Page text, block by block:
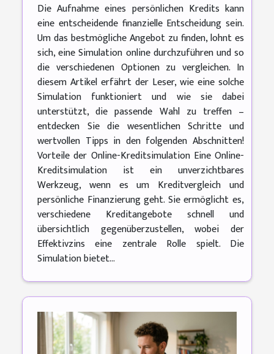
Die Aufnahme eines persönlichen Kredits kann
eine entscheidende finanzielle Entscheidung sein.
Um das bestmögliche Angebot zu finden, lohnt es
sich, eine Simulation online durchzuführen und so
die verschiedenen Optionen zu vergleichen. In
diesem Artikel erfährt der Leser, wie eine solche
Simulation funktioniert und wie sie dabei
unterstützt, die passende Wahl zu treffen –
entdecken Sie die wesentlichen Schritte und
wertvollen Tipps in den folgenden Abschnitten!
Vorteile der Online-Kreditsimulation Eine Online-
Kreditsimulation ist ein unverzichtbares
Werkzeug, wenn es um Kreditvergleich und
persönliche Finanzierung geht. Sie ermöglicht es,
verschiedene Kreditangebote schnell und
übersichtlich gegenüberzustellen, wobei der
Effektivzins eine zentrale Rolle spielt. Die
Simulation bietet...